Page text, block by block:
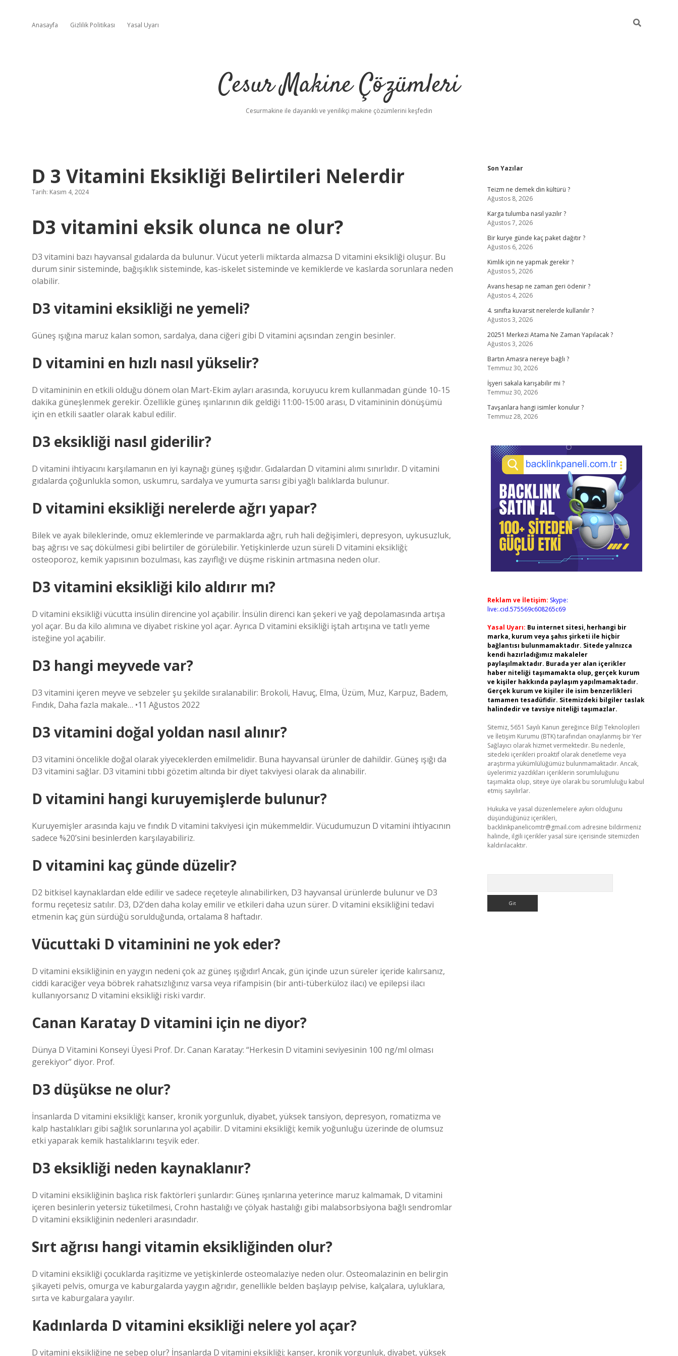
Anasayfa Gizlilik Politikası Yasal Uyarı
Cesur Makine Çözümleri
Cesurmakine ile dayanıklı ve yenilikçi makine çözümlerini keşfedin
D 3 Vitamini Eksikliği Belirtileri Nelerdir
Tarih: Kasım 4, 2024
D3 vitamini eksik olunca ne olur?
D3 vitamini bazı hayvansal gıdalarda da bulunur. Vücut yeterli miktarda almazsa D vitamini eksikliği oluşur. Bu
durum sinir sisteminde, bağışıklık sisteminde, kas-iskelet sisteminde ve kemiklerde ve kaslarda sorunlara neden
olabilir.
D3 vitamini eksikliği ne yemeli?
Güneş ışığına maruz kalan somon, sardalya, dana ciğeri gibi D vitamini açısından zengin besinler.
D vitamini en hızlı nasıl yükselir?
D vitamininin en etkili olduğu dönem olan Mart-Ekim ayları arasında, koruyucu krem ​​kullanmadan günde 10-15
dakika güneşlenmek gerekir. Özellikle güneş ışınlarının dik geldiği 11:00-15:00 arası, D vitamininin dönüşümü
için en etkili saatler olarak kabul edilir.
D3 eksikliği nasıl giderilir?
D vitamini ihtiyacını karşılamanın en iyi kaynağı güneş ışığıdır. Gıdalardan D vitamini alımı sınırlıdır. D vitamini
gıdalarda çoğunlukla somon, uskumru, sardalya ve yumurta sarısı gibi yağlı balıklarda bulunur.
D vitamini eksikliği nerelerde ağrı yapar?
Bilek ve ayak bileklerinde, omuz eklemlerinde ve parmaklarda ağrı, ruh hali değişimleri, depresyon, uykusuzluk,
baş ağrısı ve saç dökülmesi gibi belirtiler de görülebilir. Yetişkinlerde uzun süreli D vitamini eksikliği;
osteoporoz, kemik yapısının bozulması, kas zayıflığı ve düşme riskinin artmasına neden olur.
D3 vitamini eksikliği kilo aldırır mı?
D vitamini eksikliği vücutta insülin direncine yol açabilir. İnsülin direnci kan şekeri ve yağ depolamasında artışa
yol açar. Bu da kilo alımına ve diyabet riskine yol açar. Ayrıca D vitamini eksikliği iştah artışına ve tatlı yeme
isteğine yol açabilir.
D3 hangi meyvede var?
D3 vitamini içeren meyve ve sebzeler şu şekilde sıralanabilir: Brokoli, Havuç, Elma, Üzüm, Muz, Karpuz, Badem,
Fındık, Daha fazla makale… •11 Ağustos 2022
D3 vitamini doğal yoldan nasıl alınır?
D3 vitamini öncelikle doğal olarak yiyeceklerden emilmelidir. Buna hayvansal ürünler de dahildir. Güneş ışığı da
D3 vitamini sağlar. D3 vitamini tıbbi gözetim altında bir diyet takviyesi olarak da alınabilir.
D vitamini hangi kuruyemişlerde bulunur?
Kuruyemişler arasında kaju ve fındık D vitamini takviyesi için mükemmeldir. Vücudumuzun D vitamini ihtiyacının
sadece %20’sini besinlerden karşılayabiliriz.
D vitamini kaç günde düzelir?
D2 bitkisel kaynaklardan elde edilir ve sadece reçeteyle alınabilirken, D3 hayvansal ürünlerde bulunur ve D3
formu reçetesiz satılır. D3, D2’den daha kolay emilir ve etkileri daha uzun sürer. D vitamini eksikliğini tedavi
etmenin kaç gün sürdüğü sorulduğunda, ortalama 8 haftadır.
Vücuttaki D vitaminini ne yok eder?
D vitamini eksikliğinin en yaygın nedeni çok az güneş ışığıdır! Ancak, gün içinde uzun süreler içeride kalırsanız,
ciddi karaciğer veya böbrek rahatsızlığınız varsa veya rifampisin (bir anti-tüberküloz ilacı) ve epilepsi ilacı
kullanıyorsanız D vitamini eksikliği riski vardır.
Canan Karatay D vitamini için ne diyor?
Dünya D Vitamini Konseyi Üyesi Prof. Dr. Canan Karatay: “Herkesin D vitamini seviyesinin 100 ng/ml olması
gerekiyor” diyor. Prof.
D3 düşükse ne olur?
İnsanlarda D vitamini eksikliği; kanser, kronik yorgunluk, diyabet, yüksek tansiyon, depresyon, romatizma ve
kalp hastalıkları gibi sağlık sorunlarına yol açabilir. D vitamini eksikliği; kemik yoğunluğu üzerinde de olumsuz
etki yaparak kemik hastalıklarını teşvik eder.
D3 eksikliği neden kaynaklanır?
D vitamini eksikliğinin başlıca risk faktörleri şunlardır: Güneş ışınlarına yeterince maruz kalmamak, D vitamini
içeren besinlerin yetersiz tüketilmesi, Crohn hastalığı ve çölyak hastalığı gibi malabsorbsiyona bağlı sendromlar
D vitamini eksikliğinin nedenleri arasındadır.
Sırt ağrısı hangi vitamin eksikliğinden olur?
D vitamini eksikliği çocuklarda raşitizme ve yetişkinlerde osteomalaziye neden olur. Osteomalazinin en belirgin
şikayeti pelvis, omurga ve kaburgalarda yaygın ağrıdır, genellikle belden başlayıp pelvise, kalçalara, uyluklara,
sırta ve kaburgalara yayılır.
Kadınlarda D vitamini eksikliği nelere yol açar?
D vitamini eksikliğine ne sebep olur? İnsanlarda D vitamini eksikliği; kanser, kronik yorgunluk, diyabet, yüksek
Sidebar
Son Yazılar
Teizm ne demek din kültürü ?
Ağustos 8, 2026
Karga tulumba nasıl yazılır ?
Ağustos 7, 2026
Bir kurye günde kaç paket dağıtır ?
Ağustos 6, 2026
Kimlik için ne yapmak gerekir ?
Ağustos 5, 2026
Avans hesap ne zaman geri ödenir ?
Ağustos 4, 2026
4. sınıfta kuvarsit nerelerde kullanılır ?
Ağustos 3, 2026
20251 Merkezi Atama Ne Zaman Yapılacak ?
Ağustos 3, 2026
Bartın Amasra nereye bağlı ?
Temmuz 30, 2026
İşyeri sakala karışabilir mi ?
Temmuz 30, 2026
Tavşanlara hangi isimler konulur ?
Temmuz 28, 2026
Reklam ve İletişim: Skype:
live:.cid.575569c608265c69
Yasal Uyarı: Bu internet sitesi, herhangi bir
marka, kurum veya şahıs şirketi ile hiçbir
bağlantısı bulunmamaktadır. Sitede yalnızca
kendi hazırladığımız makaleler
paylaşılmaktadır. Burada yer alan içerikler
haber niteliği taşımamakta olup, gerçek kurum
ve kişiler hakkında paylaşım yapılmamaktadır.
Gerçek kurum ve kişiler ile isim benzerlikleri
tamamen tesadüfidir. Sitemizdeki bilgiler taslak
halindedir ve tavsiye niteliği taşımazlar.
Sitemiz, 5651 Sayılı Kanun gereğince Bilgi Teknolojileri
ve İletişim Kurumu (BTK) tarafından onaylanmış bir Yer
Sağlayıcı olarak hizmet vermektedir. Bu nedenle,
sitedeki içerikleri proaktif olarak denetleme veya
araştırma yükümlülüğümüz bulunmamaktadır. Ancak,
üyelerimiz yazdıkları içeriklerin sorumluluğunu
taşımakta olup, siteye üye olarak bu sorumluluğu kabul
etmiş sayılırlar.
Hukuka ve yasal düzenlemelere aykırı olduğunu
düşündüğünüz içerikleri,
backlinkpanelicomtr@gmail.com adresine bildirmeniz
halinde, ilgili içerikler yasal süre içerisinde sitemizden
kaldırılacaktır.